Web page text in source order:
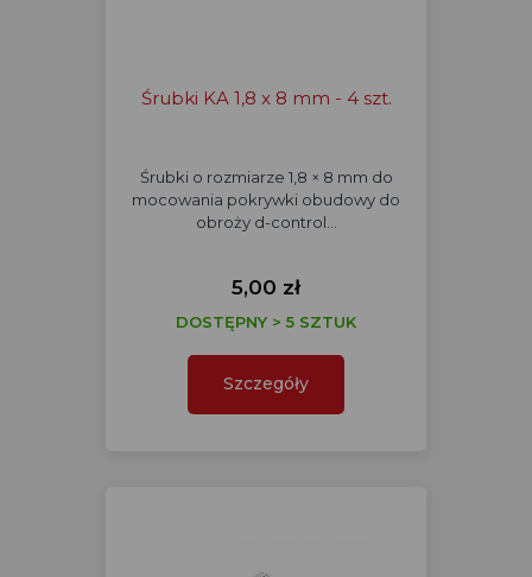
Śrubki KA 1,8 x 8 mm - 4 szt.
Śrubki o rozmiarze 1,8 × 8 mm do
mocowania pokrywki obudowy do
obroży d-control…
5,00 zł
DOSTĘPNY > 5 SZTUK
Szczegóły